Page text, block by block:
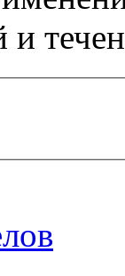
и